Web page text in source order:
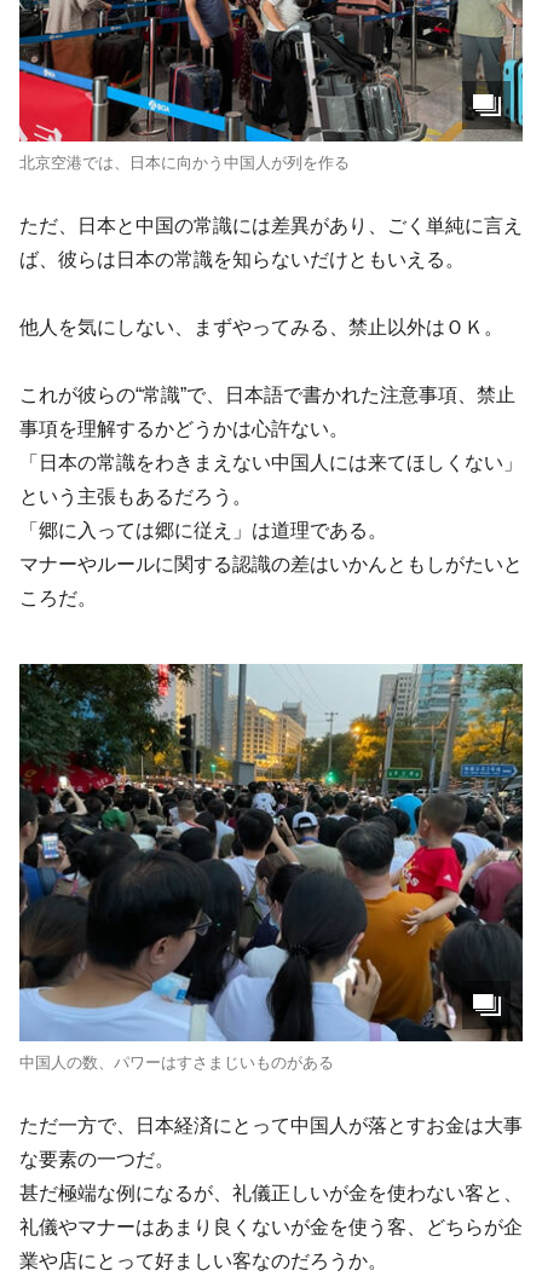
北京空港では、日本に向かう中国人が列を作る
ただ、日本と中国の常識には差異があり、ごく単純に言え
ば、彼らは日本の常識を知らないだけともいえる。
他人を気にしない、まずやってみる、禁止以外はＯＫ。
これが彼らの“常識”で、日本語で書かれた注意事項、禁止
事項を理解するかどうかは心許ない。
「日本の常識をわきまえない中国人には来てほしくない」
という主張もあるだろう。
「郷に入っては郷に従え」は道理である。
マナーやルールに関する認識の差はいかんともしがたいと
ころだ。
中国人の数、パワーはすさまじいものがある
ただ一方で、日本経済にとって中国人が落とすお金は大事
な要素の一つだ。
甚だ極端な例になるが、礼儀正しいが金を使わない客と、
礼儀やマナーはあまり良くないが金を使う客、どちらが企
業や店にとって好ましい客なのだろうか。